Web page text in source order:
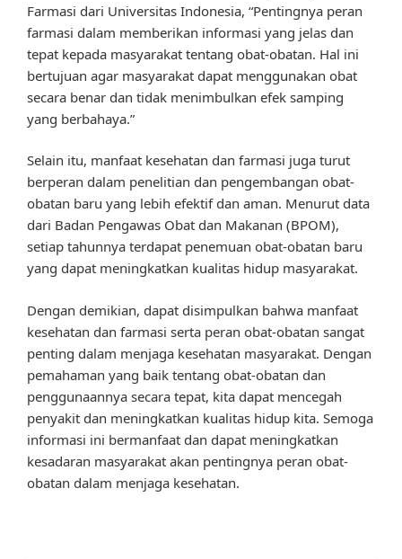
Farmasi dari Universitas Indonesia, “Pentingnya peran
farmasi dalam memberikan informasi yang jelas dan
tepat kepada masyarakat tentang obat-obatan. Hal ini
bertujuan agar masyarakat dapat menggunakan obat
secara benar dan tidak menimbulkan efek samping
yang berbahaya.”
Selain itu, manfaat kesehatan dan farmasi juga turut
berperan dalam penelitian dan pengembangan obat-
obatan baru yang lebih efektif dan aman. Menurut data
dari Badan Pengawas Obat dan Makanan (BPOM),
setiap tahunnya terdapat penemuan obat-obatan baru
yang dapat meningkatkan kualitas hidup masyarakat.
Dengan demikian, dapat disimpulkan bahwa manfaat
kesehatan dan farmasi serta peran obat-obatan sangat
penting dalam menjaga kesehatan masyarakat. Dengan
pemahaman yang baik tentang obat-obatan dan
penggunaannya secara tepat, kita dapat mencegah
penyakit dan meningkatkan kualitas hidup kita. Semoga
informasi ini bermanfaat dan dapat meningkatkan
kesadaran masyarakat akan pentingnya peran obat-
obatan dalam menjaga kesehatan.